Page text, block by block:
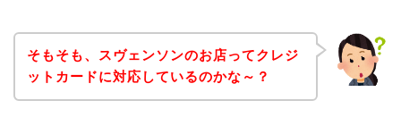
そもそも、スヴェンソンのお店ってクレジ
ットカードに対応しているのかな～？